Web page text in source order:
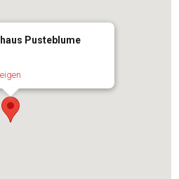
Pusteblume